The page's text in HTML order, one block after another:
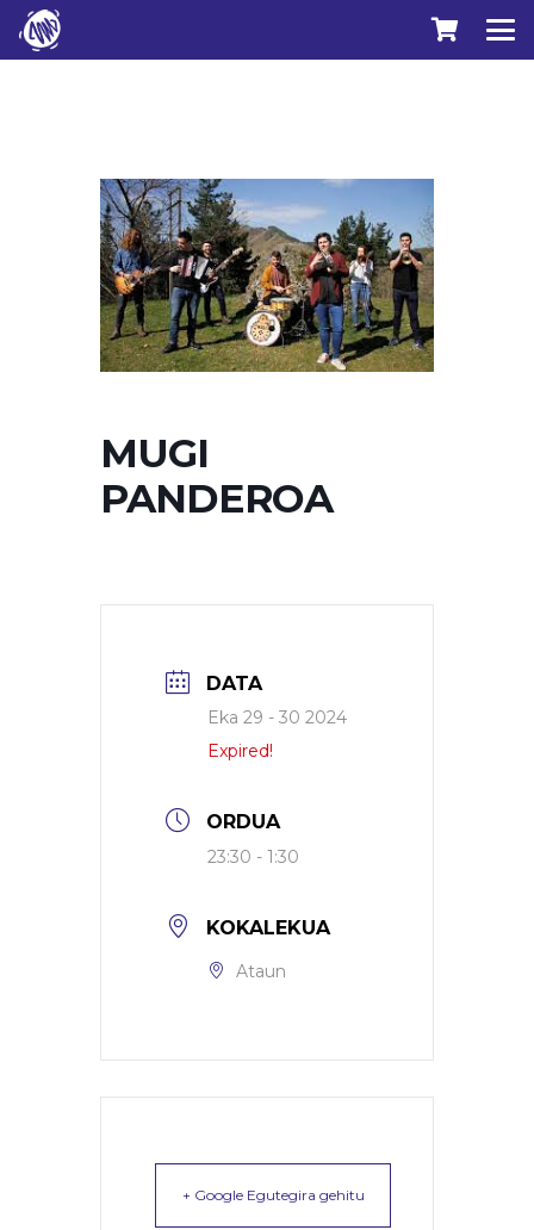
MUGI
PANDEROA
DATA
Eka 29 - 30 2024
Expired!
ORDUA
23:30 - 1:30
KOKALEKUA
Ataun
+ Google Egutegira gehitu